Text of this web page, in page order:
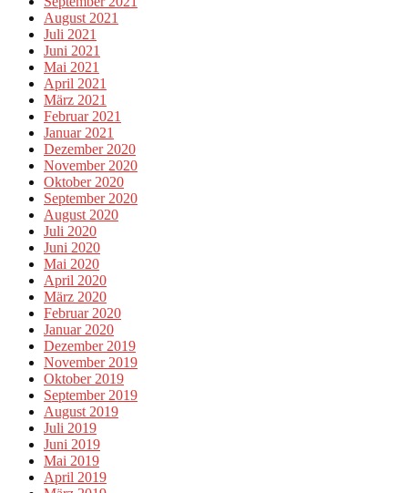
August 2021
Juli 2021
Juni 2021
Mai 2021
April 2021
März 2021
Februar 2021
Januar 2021
Dezember 2020
November 2020
Oktober 2020
September 2020
August 2020
Juli 2020
Juni 2020
Mai 2020
April 2020
März 2020
Februar 2020
Januar 2020
Dezember 2019
November 2019
Oktober 2019
September 2019
August 2019
Juli 2019
Juni 2019
Mai 2019
April 2019